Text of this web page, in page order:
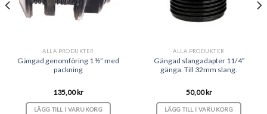
ALLA PRODUKTER
Gängad genomföring 1 ½” med
packning
135,00kr
LÄGG TILL I VARUKORG
ALLA PRODUKTER
Gängad slangadapter 11/4″
gänga. Till 32mm slang.
50,00kr
LÄGG TILL I VARUKORG